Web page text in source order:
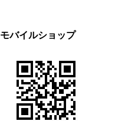
モバイルショップ